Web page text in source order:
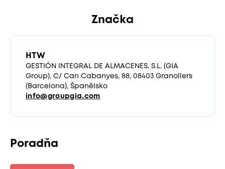
Značka
HTW
GESTIÓN INTEGRAL DE ALMACENES, S.L. (GIA
Group), C/ Can Cabanyes, 88, 08403 Granollers
(Barcelona), Španělsko
info@groupgia.com
Poradňa